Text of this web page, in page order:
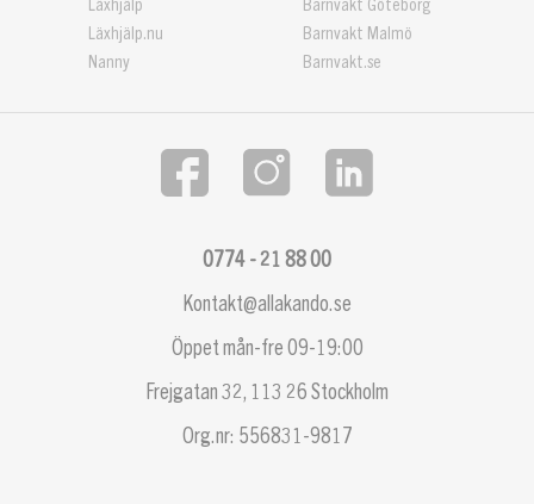
Läxhjälp
Läxhjälp.nu
Nanny
Barnvakt Göteborg
Barnvakt Malmö
Barnvakt.se
Kontakt@allakando.se
0774 - 21 88 00
Öppet mån-fre 09-19:00
Frejgatan 32, 113 26 Stockholm
Org.nr: 556831-9817